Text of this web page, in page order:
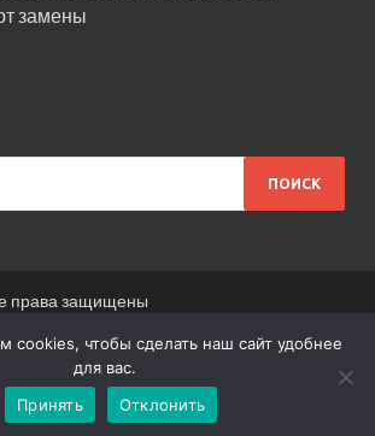
замены
права защищены
материалов сайта ссылка
сайта
cookies, чтобы сделать наш сайт удобнее
для вас.
Принять
Отклонить